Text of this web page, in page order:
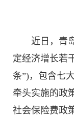
近日，青
定经济增长若
条”)，包含七
牵头实施的政
社会保险费政